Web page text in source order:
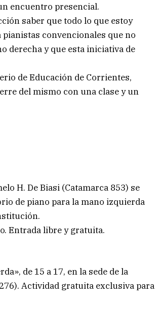
encuentro presencial.
saber que todo lo que estoy
convencionales que no
derecha y que esta iniciativa de
de Educación de Corrientes,
del mismo con una clase y un
H. De Biasi (Catamarca 853) se
de piano para la mano izquierda
Entrada libre y gratuita.
de 15 a 17, en la sede de la
Actividad gratuita exclusiva para